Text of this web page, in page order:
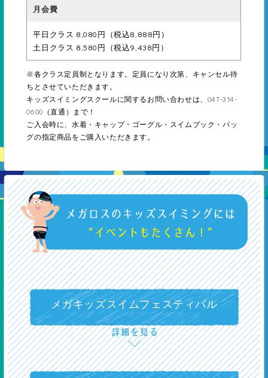
グライドキック5ｍ
19級
背面キック5ｍ
中級
18級
板キック12.5ｍ
17級
ノーブレクロール7ｍ
16級
クロール12.5ｍ
平日クラス 8,080円（税込8,888円）
土日クラス 8,580円（税込9,438円）
※各クラス定員制となります。定員になり次第、キャンセル待
ちとさせていただきます。
キッズスイミングスクールに関するお問い合わせは、 047-314-
0600 （直通）まで！
ご入会時に、水着・キャップ・ゴーグル・スイムブック・バッ
グの指定商品をご購入いただきます。
メガキッズスイムフェスティバル